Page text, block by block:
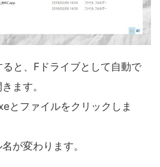
と、Fドライブとして自動で
ます。
とファイルをクリックしま
が変わります。